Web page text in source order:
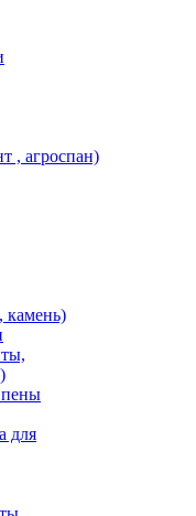
, агроспан)
камень)
пены
для